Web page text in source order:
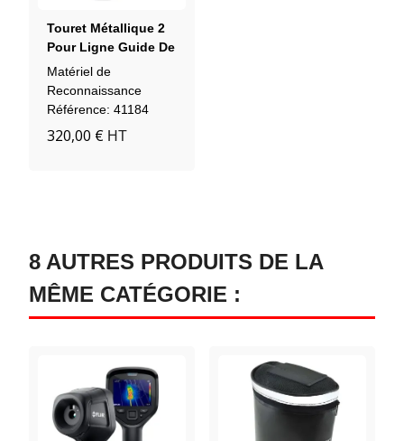
Touret Métallique 2
Pour Ligne Guide De
100 Ou 200 M Avec
Perles Fluorescentes
Matériel de
Reconnaissance
Référence: 41184
320,00 € HT
8 AUTRES PRODUITS DE LA
MÊME CATÉGORIE :